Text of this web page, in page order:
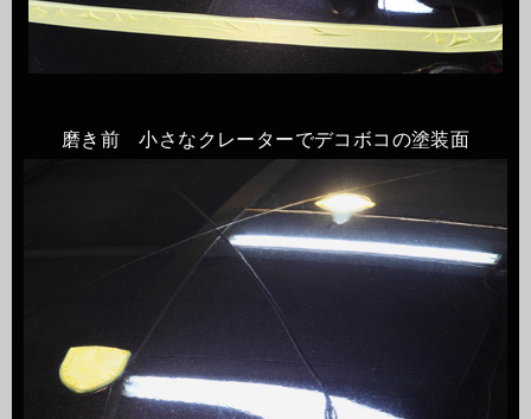
磨き前 小さなクレーターでデコボコの塗装面